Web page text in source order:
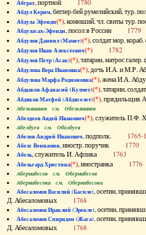
Абграт, портной 1780
Абдул Керим, беглер-бей румелийский,
Абдула Эфенди(*), конюший, чл. свиты тур.
Абдуласах-Эфенди, посол в России 1779
Абдулов Даниил (Мамет)(*), солдат мор.
Абдулов Иван Алексеевич(*) 1782
Абдулов Петр (Асак)(*), татарин, матрос
Абдулова Вера Ивановна(*), дочь И.А. и
Абдулова Марфа Родионовна(*), жена И.А.
Абдыков Афанасий (Кулмет)(*), татарин,
Абдяков Матфей (Абдяселет)(*), прядильщик
Абезьянинов см. Обезьянинов
Абелдеев Авдей Иванович(*), служитель
Абелдуев см. Оболдуев
Абелов Андрей Иванович, подполк. 1765-
Абелс Вениамин, иностр. поручик 1770
Абель, служитель И. Афлика 1763
Абельгард Христина(*), иностранка 1776
Абернибесов см. Обернибесов
Абернибесова см. Обернибесова
Абесаломов Василий (Басиле), осетин,
Д. Абесаломовых 1768
Абесаломов Ираклий (Эрекле), осетин,
Абесаломов Спиридон (Жага), осетин,
Д. Абесаломовых 1768